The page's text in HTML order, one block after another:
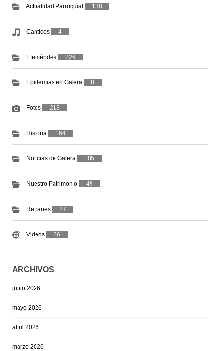
Actualidad Parroquial 138
Canticos 4
Efemérides 226
Epidemias en Galera 8
Fotos 213
Historia 164
Noticias de Galera 185
Nuestro Patrimonio 49
Refranes 27
Videos 26
ARCHIVOS
junio 2026
mayo 2026
abril 2026
marzo 2026